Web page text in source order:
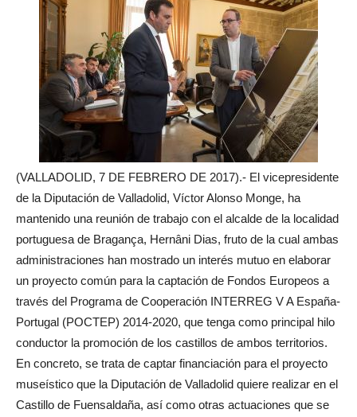
(VALLADOLID, 7 DE FEBRERO DE 2017).- El vicepresidente
de la Diputación de Valladolid, Víctor Alonso Monge, ha
mantenido una reunión de trabajo con el alcalde de la localidad
portuguesa de Bragança, Hernâni Dias, fruto de la cual ambas
administraciones han mostrado un interés mutuo en elaborar
un proyecto común para la captación de Fondos Europeos a
través del Programa de Cooperación INTERREG V A España-
Portugal (POCTEP) 2014-2020, que tenga como principal hilo
conductor la promoción de los castillos de ambos territorios.
En concreto, se trata de captar financiación para el proyecto
museístico que la Diputación de Valladolid quiere realizar en el
Castillo de Fuensaldaña, así como otras actuaciones que se